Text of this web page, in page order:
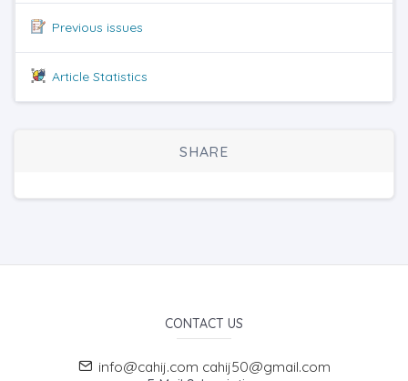
Previous issues
Article Statistics
SHARE
CONTACT US
info@cahij.com cahij50@gmail.com